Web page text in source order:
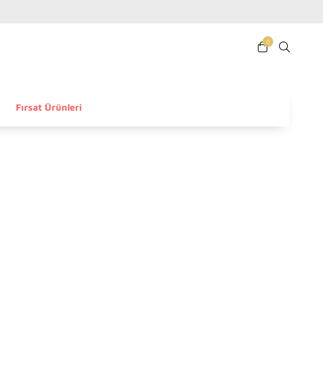
0
Fırsat Ürünleri